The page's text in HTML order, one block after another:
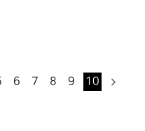
승 17패)에 업셋을 허용한 것
섰지만 리더십 공백을 메우
6 7 8 9 10